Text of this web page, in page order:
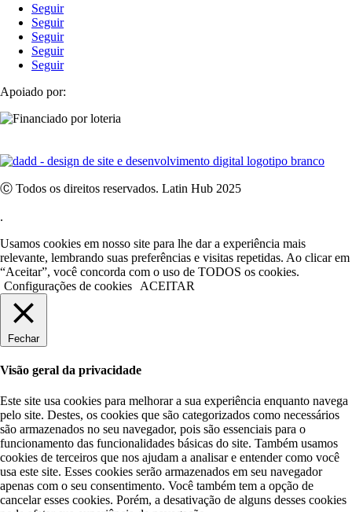
Seguir
Seguir
Seguir
Seguir
Seguir
Apoiado por:
Ⓒ Todos os direitos reservados. Latin Hub 2025
.
Usamos cookies em nosso site para lhe dar a experiência mais
relevante, lembrando suas preferências e visitas repetidas. Ao clicar em
“Aceitar”, você concorda com o uso de TODOS os cookies.
Configurações de cookies
ACEITAR
Fechar
Visão geral da privacidade
Este site usa cookies para melhorar a sua experiência enquanto navega
pelo site. Destes, os cookies que são categorizados como necessários
são armazenados no seu navegador, pois são essenciais para o
funcionamento das funcionalidades básicas do site. Também usamos
cookies de terceiros que nos ajudam a analisar e entender como você
usa este site. Esses cookies serão armazenados em seu navegador
apenas com o seu consentimento. Você também tem a opção de
cancelar esses cookies. Porém, a desativação de alguns desses cookies